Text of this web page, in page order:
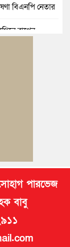
বিএনপি নেতার
রাখেন
পারভেজ
বাবু